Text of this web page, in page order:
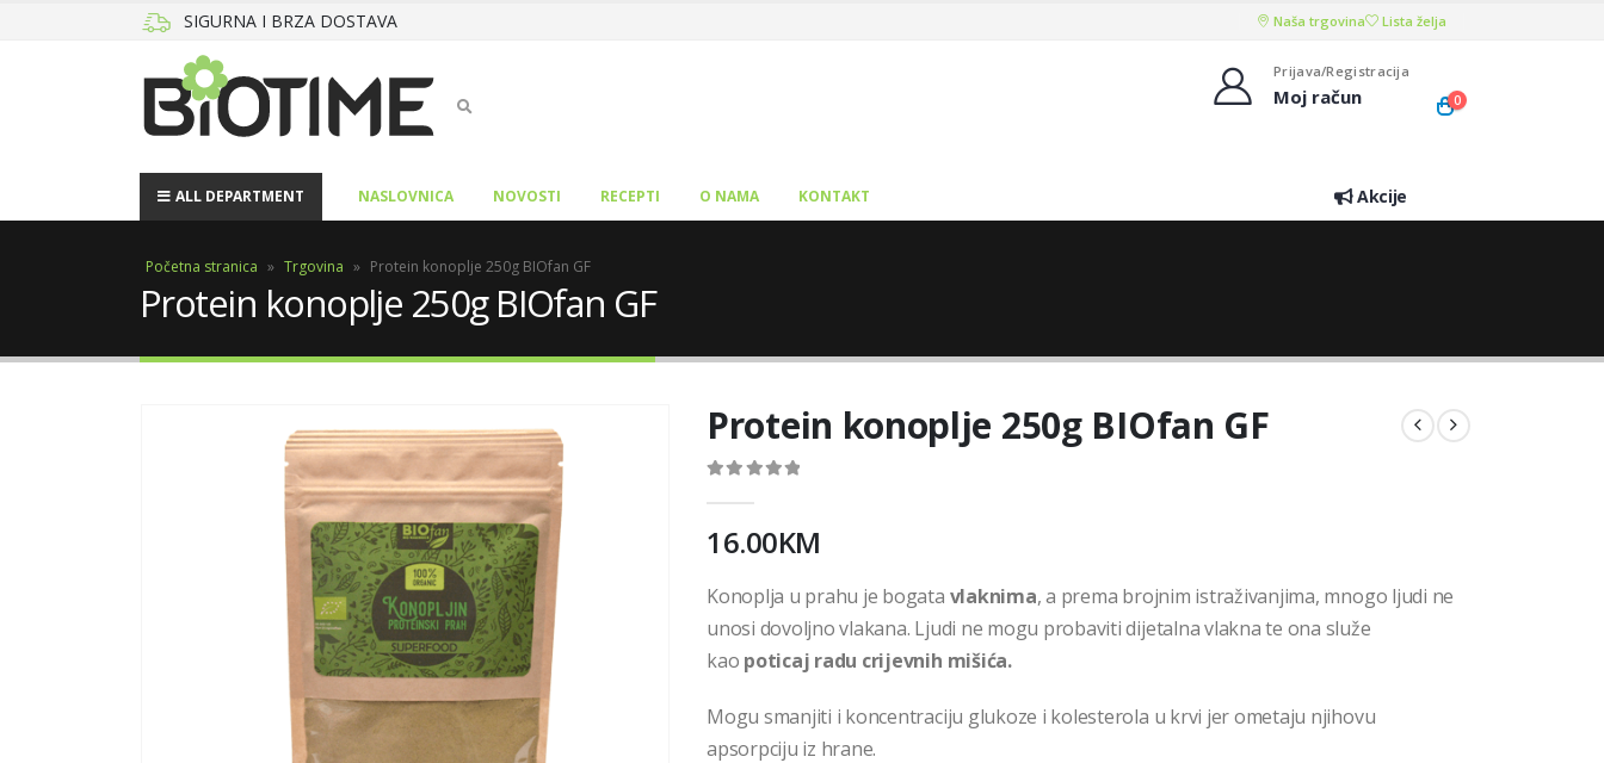
SIGURNA I BRZA DOSTAVA Naša trgovina Lista želja
Prijava/Registracija
Moj račun 0
ALL DEPARTMENT NASLOVNICA NOVOSTI RECEPTI O NAMA KONTAKT Akcije
Početna stranica » Trgovina » Protein konoplje 250g BIOfan GF
Protein konoplje 250g BIOfan GF
Protein konoplje 250g BIOfan GF
16.00KM
Konoplja u prahu je bogata vlaknima, a prema brojnim istraživanjima, mnogo ljudi ne
unosi dovoljno vlakana. Ljudi ne mogu probaviti dijetalna vlakna te ona služe
kao poticaj radu crijevnih mišića.
Mogu smanjiti i koncentraciju glukoze i kolesterola u krvi jer ometaju njihovu
apsorpciju iz hrane.